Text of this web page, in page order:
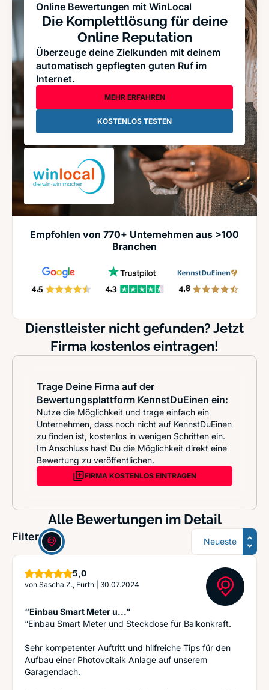
Online Bewertungen mit WinLocal
Die Komplettlösung für deine
Online Reputation
Überzeuge deine Zielkunden mit deinem
automatisch gepflegten guten Ruf im
Internet.
MEHR ERFAHREN
KOSTENLOS TESTEN
Empfohlen von 770+ Unternehmen aus >100
Branchen
Dienstleister nicht gefunden? Jetzt
Firma kostenlos eintragen!
Trage Deine Firma auf der
Bewertungsplattform KennstDuEinen ein:
Nutze die Möglichkeit und trage einfach ein
Unternehmen, dass noch nicht auf KennstDuEinen
zu finden ist, kostenlos in wenigen Schritten ein.
Im Anschluss hast Du die Möglichkeit direkt eine
Bewertung zu veröffentlichen.
FIRMA KOSTENLOS EINTRAGEN
Alle Bewertungen im Detail
Filter: Sortierung
5,0Sterne
von Sascha Z., Fürth 30.07.2024
“Einbau Smart Meter u...”
“Einbau Smart Meter und Steckdose für Balkonkraft.
Sehr kompetenter Auftritt und hilfreiche Tips für den
Aufbau einer Photovoltaik Anlage auf unserem
Garagendach.